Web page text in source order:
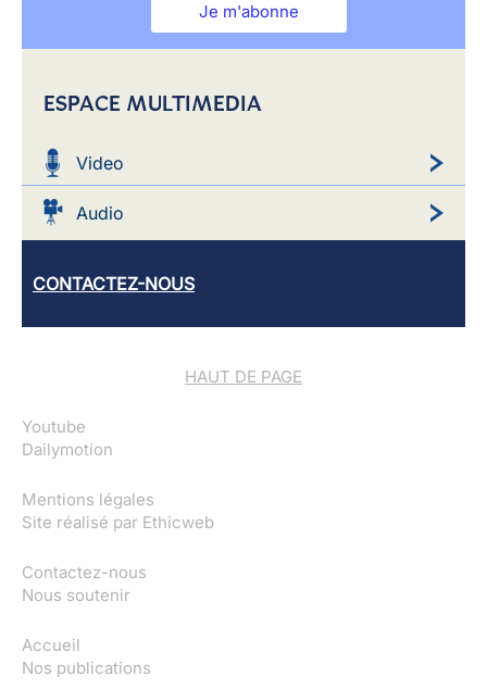
Je m'abonne
ESPACE MULTIMEDIA
Video
Audio
CONTACTEZ-NOUS
HAUT DE PAGE
Youtube
Dailymotion
Mentions légales
Site réalisé par Ethicweb
Contactez-nous
Nous soutenir
Accueil
Nos publications